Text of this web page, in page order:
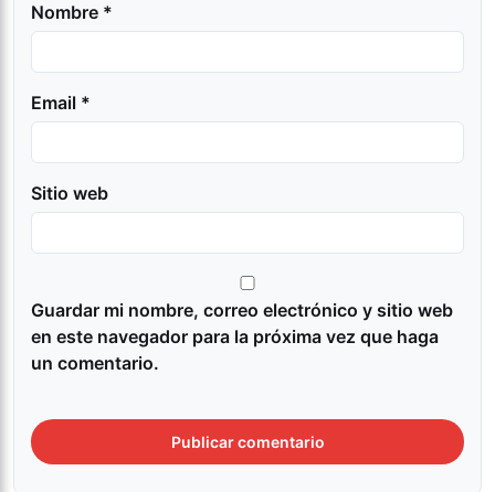
Nombre *
Email *
Sitio web
Guardar mi nombre, correo electrónico y sitio web
en este navegador para la próxima vez que haga
un comentario.